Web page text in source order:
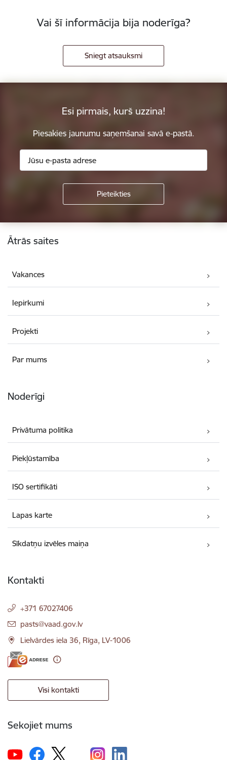
Vai šī informācija bija noderīga?
Sniegt atsauksmi
Esi pirmais, kurš uzzina!
Piesakies jaunumu saņemšanai savā e-pastā.
Kājene
Ātrās saites
Vakances
Iepirkumi
Projekti
Par mums
Noderīgi
Privātuma politika
Piekļūstamība
ISO sertifikāti
Lapas karte
Sīkdatņu izvēles maiņa
Kontakti
+371 67027406
E-pasts:
pasts@vaad.gov.lv
Lielvārdes iela 36, Rīga, LV-1006
Visi kontakti
Sekojiet mums